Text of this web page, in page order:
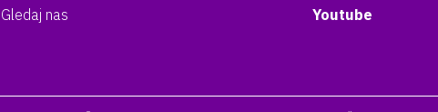
Gledaj nas
Youtube